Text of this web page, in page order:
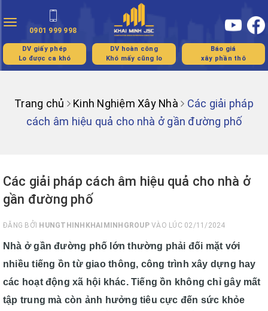
Toggle
navigation
0901 999 998
DV giấy phép
Lo được ca khó
DV hoàn công
Khó mấy cũng lo
Báo giá
xây phần thô
Trang chủ Kinh Nghiệm Xây Nhà
Các giải pháp
cách âm hiệu quả cho nhà ở gần đường phố
Các giải pháp cách âm hiệu quả cho nhà ở
gần đường phố
ĐĂNG BỞI HUNGTHINHKHAIMINHGROUPVÀO LÚC 02/11/2024
Nhà ở gần đường phố lớn thường phải đối mặt với
nhiều tiếng ồn từ giao thông, công trình xây dựng hay
các hoạt động xã hội khác. Tiếng ồn không chỉ gây mất
tập trung mà còn ảnh hưởng tiêu cực đến sức khỏe